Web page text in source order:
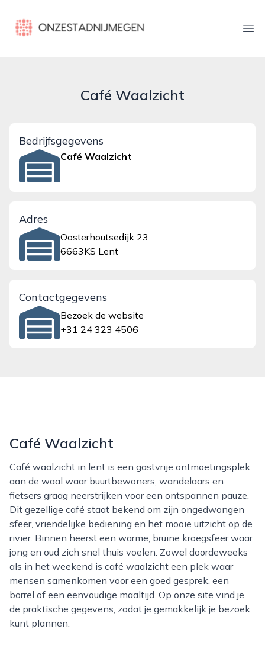
onzestadnijmegen.nl
Café Waalzicht
Bedrijfsgegevens
Café Waalzicht
Adres
Oosterhoutsedijk 23
6663KS Lent
Contactgegevens
Bezoek de website
+31 24 323 4506
Café Waalzicht
Café waalzicht in lent is een gastvrije ontmoetingsplek
aan de waal waar buurtbewoners, wandelaars en
fietsers graag neerstrijken voor een ontspannen pauze.
Dit gezellige café staat bekend om zijn ongedwongen
sfeer, vriendelijke bediening en het mooie uitzicht op de
rivier. Binnen heerst een warme, bruine kroegsfeer waar
jong en oud zich snel thuis voelen. Zowel doordeweeks
als in het weekend is café waalzicht een plek waar
mensen samenkomen voor een goed gesprek, een
borrel of een eenvoudige maaltijd. Op onze site vind je
de praktische gegevens, zodat je gemakkelijk je bezoek
kunt plannen.